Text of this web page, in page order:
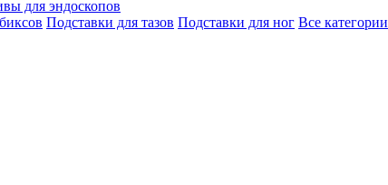
для эндоскопов
Подставки для тазов Подставки для ног Все категории